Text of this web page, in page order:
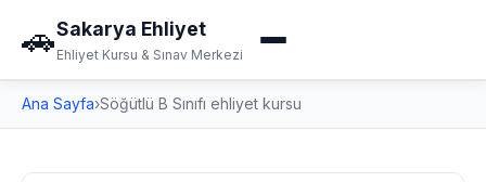
🚗Sakarya Ehliyet
Ehliyet Kursu & Sınav Merkezi
Ana Sayfa›Söğütlü B Sınıfı ehliyet kursu